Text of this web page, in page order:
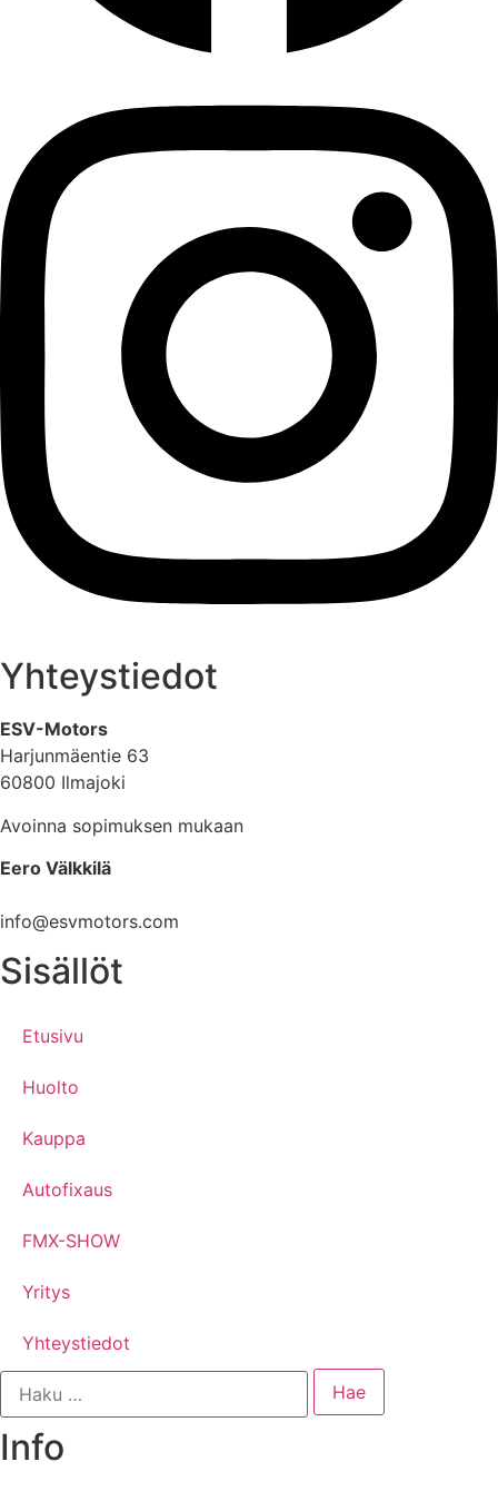
Yhteystiedot
ESV-Motors
Harjunmäentie 63
60800 Ilmajoki
Avoinna sopimuksen mukaan
Eero Välkkilä
info@esvmotors.com
Sisällöt
Etusivu
Huolto
Kauppa
Autofixaus
FMX-SHOW
Yritys
Yhteystiedot
Info